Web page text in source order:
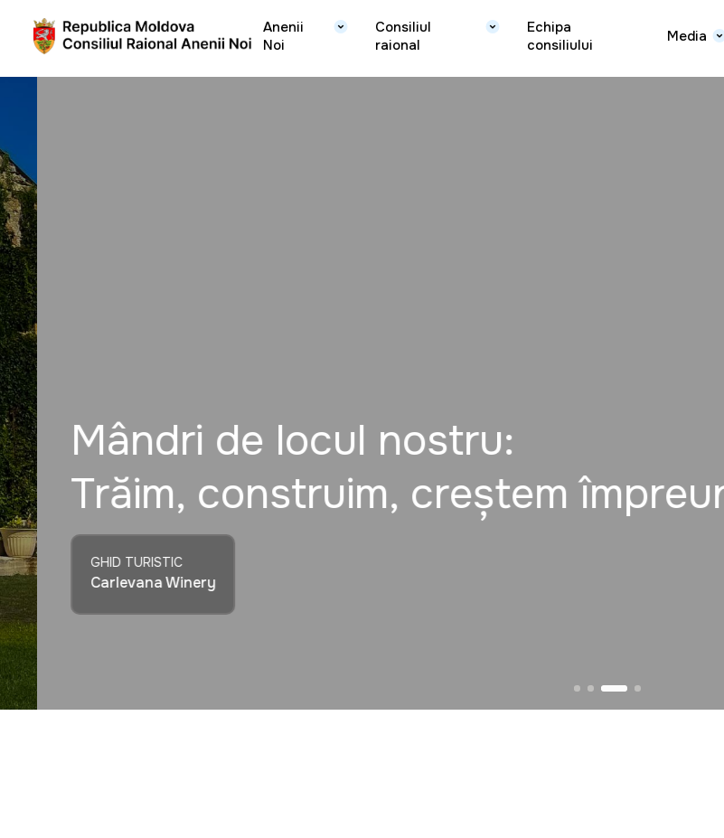
Anenii
Noi
Consiliul
raional
Echipa
consiliului
Media
Mândri de locul nostru:
Trăim, construim, creștem împreună
GHID TURISTIC
Carlevana Winery